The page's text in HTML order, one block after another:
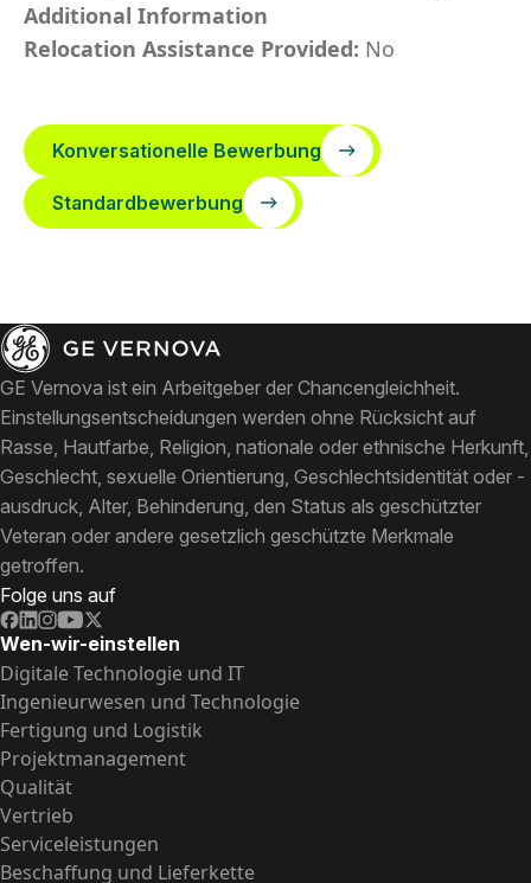
Additional Information
Relocation Assistance Provided: No
Konversationelle Bewerbung
Standardbewerbung
GE Vernova ist ein Arbeitgeber der Chancengleichheit.
Einstellungsentscheidungen werden ohne Rücksicht auf
Rasse, Hautfarbe, Religion, nationale oder ethnische Herkunft,
Geschlecht, sexuelle Orientierung, Geschlechtsidentität oder -
ausdruck, Alter, Behinderung, den Status als geschützter
Veteran oder andere gesetzlich geschützte Merkmale
getroffen.
Folge uns auf
Wen-wir-einstellen
Digitale Technologie und IT
Ingenieurwesen und Technologie
Fertigung und Logistik
Projektmanagement
Qualität
Vertrieb
Serviceleistungen
Beschaffung und Lieferkette